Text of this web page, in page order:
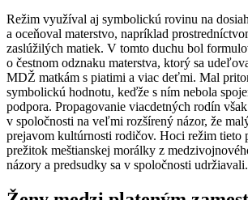
Režim využíval aj symbolickú rovinu na
a oceňoval materstvo, napríklad
zaslúžilých matiek. V tomto duchu bol
o čestnom odznaku materstva, ktorý sa
MDŽ matkám s piatimi a viac deťmi. Mal
symbolickú hodnotu, keďže s ním nebola
podpora. Propagovanie viacdetných rodín
v spoločnosti na veľmi rozšírený názor, že
prejavom kultúrnosti rodičov. Hoci režim tieto
prežitok meštianskej morálky z
názory a predsudky sa v spoločnosti udržiavali.